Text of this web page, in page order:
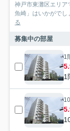
神戸市東灘区エリア
魚崎」はいかがでし
る
募集中の部屋
1
1